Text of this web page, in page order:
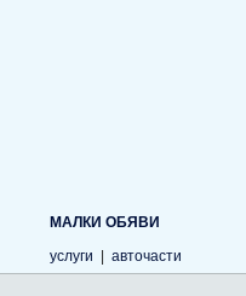
МАЛКИ ОБЯВИ
услуги
авточасти